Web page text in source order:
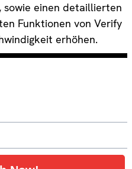
einen detaillierten
Funktionen von Verify
erhöhen.